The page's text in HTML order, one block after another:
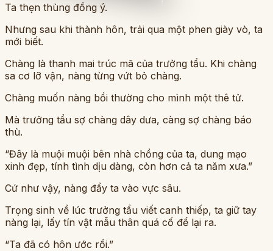
Ta thẹn thùng đồng ý.
Nhưng sau khi thành hôn, trải qua một phen giày vò, ta
mới biết.
Chàng là thanh mai trúc mã của trưởng tẩu. Khi chàng
sa cơ lỡ vận, nàng từng vứt bỏ chàng.
Chàng muốn nàng bồi thường cho mình một thê tử.
Mà trưởng tẩu sợ chàng dây dưa, càng sợ chàng báo
thù.
“Đây là muội muội bên nhà chồng của ta, dung mạo
xinh đẹp, tính tình dịu dàng, còn hơn cả ta năm xưa.”
Cứ như vậy, nàng đẩy ta vào vực sâu.
Trọng sinh về lúc trưởng tẩu viết canh thiếp, ta giữ tay
nàng lại, lấy tín vật mẫu thân quá cố để lại ra.
“Ta đã có hôn ước rồi.”